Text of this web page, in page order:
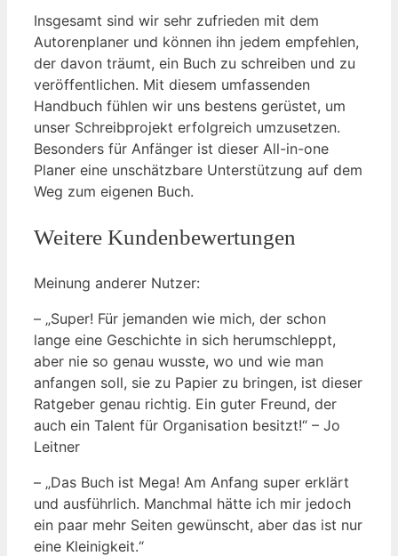
Insgesamt sind wir sehr zufrieden mit dem
Autorenplaner und können ihn jedem empfehlen,
der davon träumt, ein Buch zu schreiben und zu
veröffentlichen. Mit diesem umfassenden
Handbuch fühlen wir uns bestens gerüstet, um
unser Schreibprojekt erfolgreich umzusetzen.
Besonders für Anfänger ist dieser All-in-one
Planer eine unschätzbare Unterstützung auf dem
Weg zum eigenen Buch.
Weitere Kundenbewertungen
Meinung anderer Nutzer:
– „Super! Für jemanden wie mich, der schon
lange eine Geschichte in sich herumschleppt,
aber nie so genau wusste, wo und wie man
anfangen soll, sie zu Papier zu bringen, ist dieser
Ratgeber genau richtig. Ein guter Freund, der
auch ein Talent für Organisation besitzt!“ – Jo
Leitner
– „Das Buch ist Mega! Am Anfang super erklärt
und ausführlich. Manchmal hätte ich mir jedoch
ein paar mehr Seiten gewünscht, aber das ist nur
eine Kleinigkeit.“